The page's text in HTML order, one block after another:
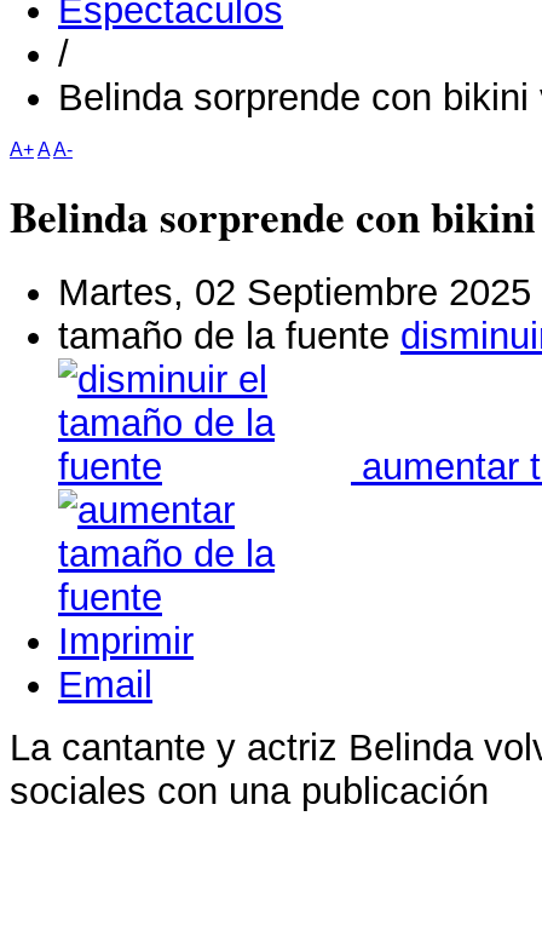
Espectaculos
/
Belinda sorprende con
A+AA-
Belinda sorprende con bikini
Martes, 02 Septiembre 2025
tamaño de la fuente
aumentar
Imprimir
Email
La cantante y actriz Belinda
sociales con una publicación